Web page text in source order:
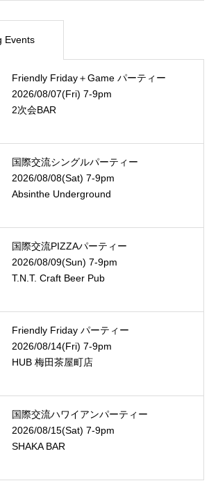
Events
Friendly Friday＋Game パーティー
2026/08/07(Fri) 7-9pm
2次会BAR
国際交流シングルパーティー
2026/08/08(Sat) 7-9pm
Absinthe Underground
国際交流PIZZAパーティー
2026/08/09(Sun) 7-9pm
T.N.T. Craft Beer Pub
Friendly Friday パーティー
2026/08/14(Fri) 7-9pm
HUB 梅田茶屋町店
国際交流ハワイアンパーティー
2026/08/15(Sat) 7-9pm
SHAKA BAR